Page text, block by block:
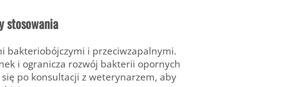
stosowania
bakteriobójczymi i przeciwzapalnymi.
i ogranicza rozwój bakterii opornych
po konsultacji z weterynarzem, aby